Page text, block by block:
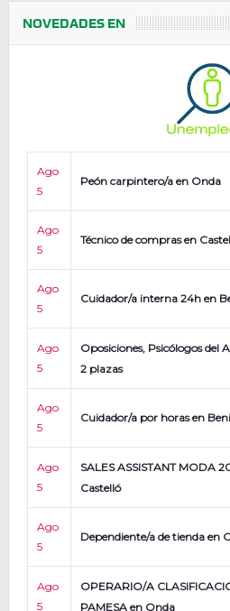
NOVEDADES EN
Ago
5
Peón carpintero/a en Onda
Ago
5
Técnico de compras en
Ago
5
Cuidador/a interna 24h en
Ago
5
Oposiciones, Psicólogos del
2 plazas
Ago
5
Cuidador/a por horas en
Ago
5
SALES ASSISTANT MODA
Castelló
Ago
5
Dependiente/a de tienda en
Ago
5
OPERARIO/A
PAMESA en Onda